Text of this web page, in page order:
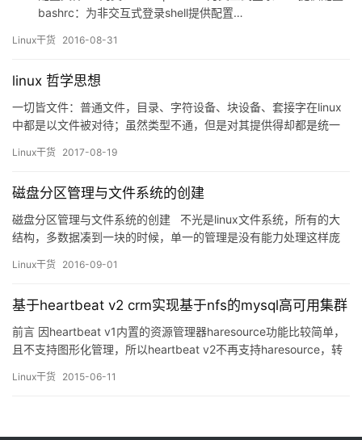
bashrc：为非交互式登录shell提供配置…
Linux干货 2016-08-31
linux 哲学思想
一切皆文件：普通文件，目录、字符设备、块设备、套接字在linux
中都是以文件被对待；虽然类型不通，但是对其提供得却都是统一
程序组合完成负责任务。单一的程序可以保持高效的执行效率，对
程序的高效性同时，复杂的程序也必然是高效性的。 文本文件…
Linux干货 2017-08-19
磁盘分区管理与文件系统的创建
磁盘分区管理与文件系统的创建 不光是linux文件系统，所有的大
结构，多数据凑到一块的时候，单一的管理是没有能力处理这样庞
范的管理一个国家，存在着省、市这样的层级结构。linux系统也是
规范管理，这就是创建磁盘分区的意义。既然…
Linux干货 2016-09-01
基于heartbeat v2 crm实现基于nfs的mysql高可用集群
前言 因heartbeat v1内置的资源管理器haresource功能比较简单，
且不支持图形化管理，所以heartbeat v2不再支持haresource，转
于heartbeat v2 crm实现基于nfs的mysql高可用集群。 高可用实现
Linux干货 2015-06-11